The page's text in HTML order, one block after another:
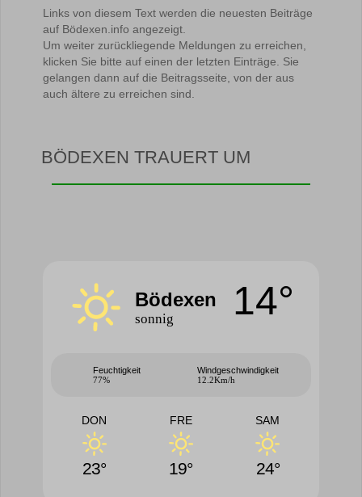
Links von diesem Text werden die neuesten Beiträge
auf Bödexen.info angezeigt.
Um weiter zurückliegende Meldungen zu erreichen,
klicken Sie bitte auf einen der letzten Einträge. Sie
gelangen dann auf die Beitragsseite, von der aus
auch ältere zu erreichen sind.
BÖDEXEN TRAUERT UM
Bödexen
sonnig 14°
Feuchtigkeit
77%
Windgeschwindigkeit
12.2Km/h
DON
23°
FRE
19°
SAM
24°